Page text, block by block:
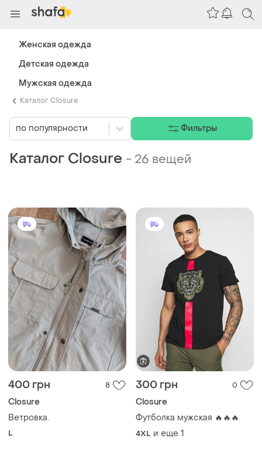
Каталог Closure
Каталог Closure - 26 вещей
400 грн 8
Closure
Ветровка.
L
300 грн 0
Closure
Футболка мужская 🔥🔥🔥
4XL и еще 1
по популярности Фильтры
Женская одежда
Детская одежда
Мужская одежда